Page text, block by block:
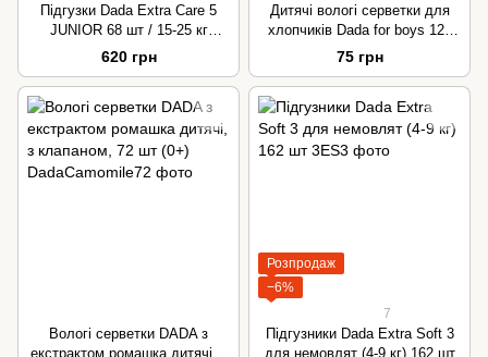
Підгузки Dada Extra Care 5
JUNIOR 68 шт / 15‑25 кг
JUMBO BAG
620 грн
Дитячі вологі серветки для
хлопчиків Dada for boys 120
штук з клапаном
75 грн
Вологі серветки DADA з
екстрактом ромашка дитячі, з
Розпродаж
−6%
7
Підгузники Dada Extra Soft 3
для немовлят (4-9 кг) 162 шт